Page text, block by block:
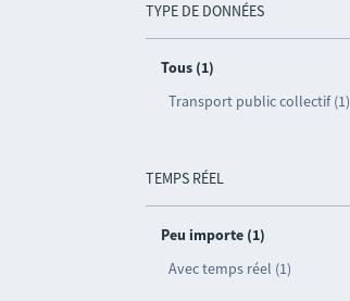
TYPE DE DONNÉES
Tous (1)
Transport public collectif (1)
TEMPS RÉEL
Peu importe (1)
Avec temps réel (1)